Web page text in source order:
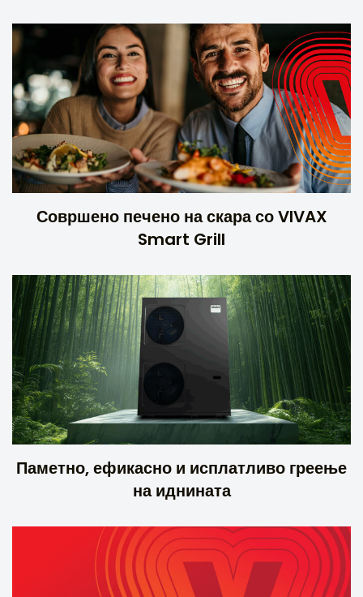
Совршено печено на скара со VIVAX
Smart Grill
Паметно, ефикасно и исплатливо греење
на иднината